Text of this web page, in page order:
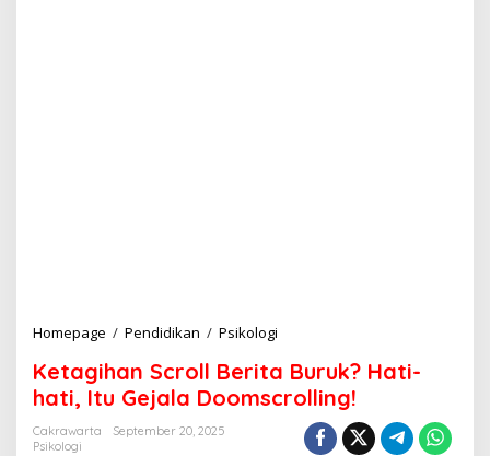
Homepage / Pendidikan / Psikologi
t
a
g
Ketagihan Scroll Berita Buruk? Hati-
hati, Itu Gejala Doomscrolling!
Cakrawarta
September 20, 2025
Psikologi